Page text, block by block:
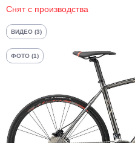
Снят с производства
ВИДЕО (3)
ФОТО (1)
График платежей
Добавляйте товары